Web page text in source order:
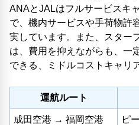
ANAとJALはフルサービスキ
で、機内サービスや手荷物許
実しています。また、スター
は、費用を抑えながらも、一
できる、ミドルコストキャリ
運航ルート
成田空港 → 福岡空港 ピ